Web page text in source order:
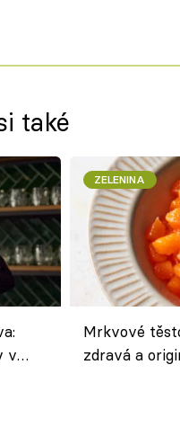
také
v
ZELENINA
Mrkvové
zdravá a